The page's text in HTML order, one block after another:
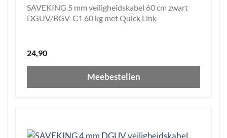
SAVEKING 5 mm veiligheidskabel 60 cm zwart
DGUV/BGV-C1 60 kg met Quick Link
24,90
Meebestellen